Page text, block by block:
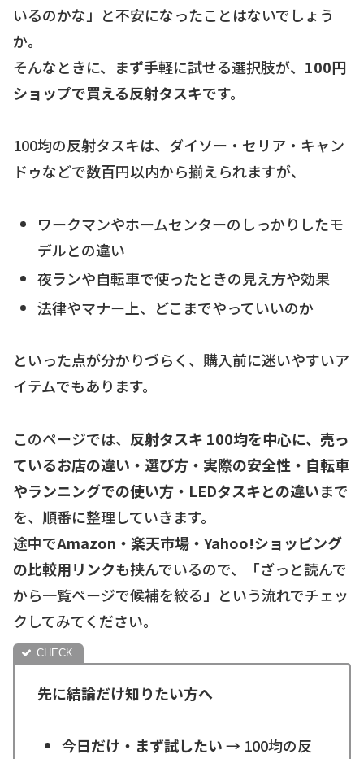
いるのかな」と不安になったことはないでしょう
か。
そんなときに、まず手軽に試せる選択肢が、 100円
ショップで買える反射タスキです。
100均の反射タスキは、ダイソー・セリア・キャン
ドゥなどで数百円以内から揃えられますが、
ワークマンやホームセンターのしっかりしたモ
デルとの違い
夜ランや自転車で使ったときの見え方や効果
法律やマナー上、どこまでやっていいのか
といった点が分かりづらく、購入前に迷いやすいア
イテムでもあります。
このページでは、 反射タスキ 100均を中心に、売っ
ているお店の違い・選び方・実際の安全性・自転車
やランニングでの使い方・LEDタスキとの違いまで
を、順番に整理していきます。
途中でAmazon・楽天市場・Yahoo!ショッピング
の比較用リンクも挟んでいるので、「ざっと読んで
から一覧ページで候補を絞る」という流れでチェッ
クしてみてください。
先に結論だけ知りたい方へ
今日だけ・まず試したい→ 100均の反